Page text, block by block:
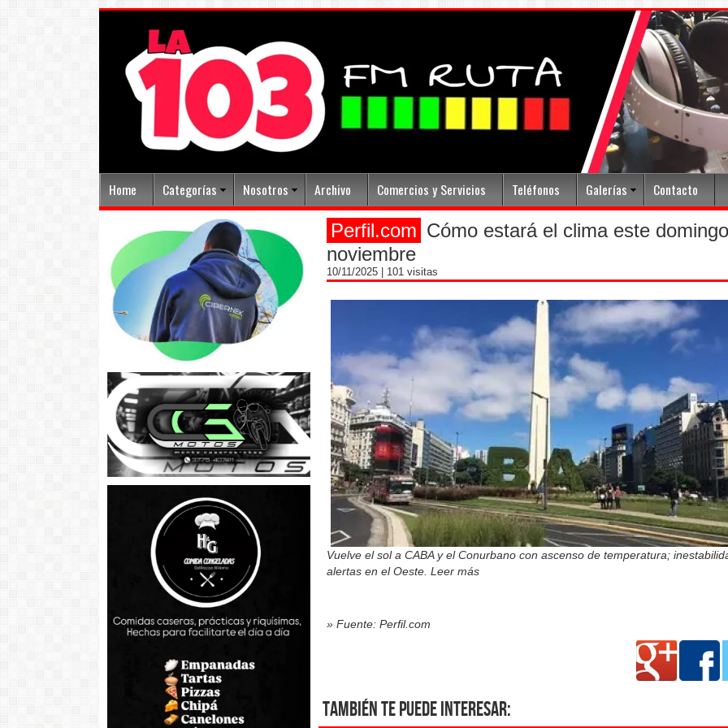
Home Categorías Nosotros Archivo Comercios y Servicios Teléfonos Galerías Contacto
Perfil.com Cómo estará el clima este
noviembre
10/11/2025 | 101 visitas
Vuelve el sol a CABA y el Conurbano con ascenso de temperatura;
alertas en el Oeste. Leer más
» Fuente: Perfil.com
También te puede interesar: